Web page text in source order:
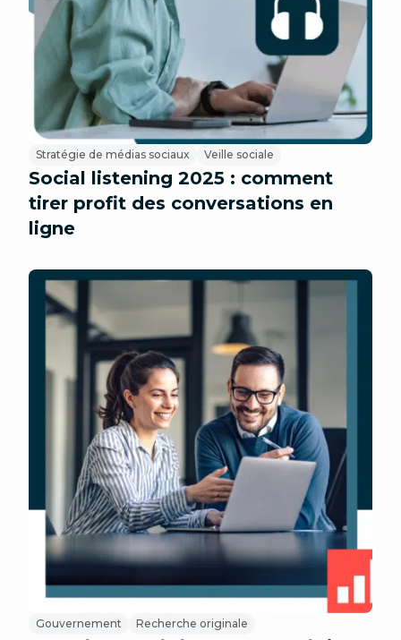
Stratégie de médias sociaux Veille sociale
Social listening 2025 : comment
tirer profit des conversations en
ligne
Gouvernement Recherche originale